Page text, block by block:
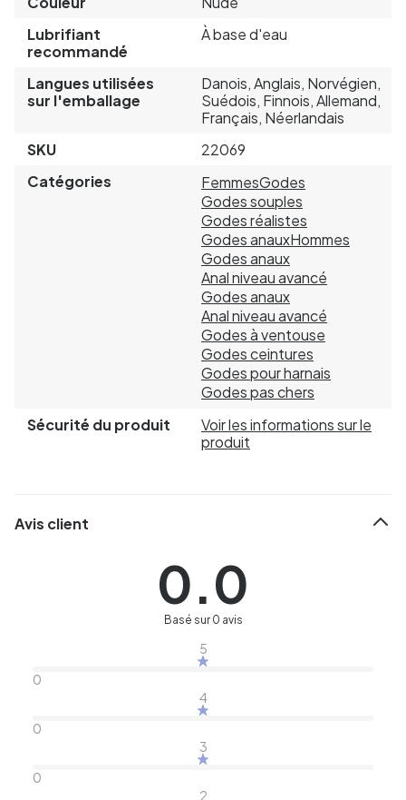
Lubrifiant
recommandé
À base d'eau
Langues utilisées
sur l'emballage
Danois, Anglais, Norvégien,
Suédois, Finnois, Allemand,
Français, Néerlandais
SKU
22069
Catégories
FemmesGodes
Godes souples
Godes réalistes
Godes anauxHommes
Godes anaux
Anal niveau avancé
Godes anaux
Anal niveau avancé
Godes à ventouse
Godes ceintures
Godes pour harnais
Godes pas chers
Sécurité du produit
Voir les informations sur le
produit
Avis client
0.0
Basé sur 0 avis
5
0
4
0
3
0
2